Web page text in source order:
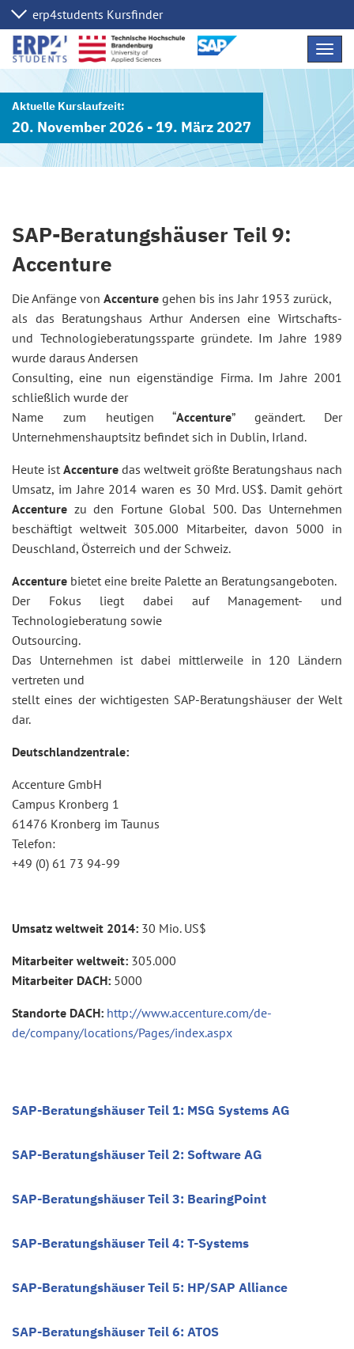
20. November 2026 - 19. März 2027
SAP-Beratungshäuser Teil 9:
Accenture
Die Anfänge von Accenture gehen bis ins Jahr 1953 zurück,
als das Beratungshaus Arthur Andersen eine Wirtschafts-
und Technologieberatungssparte gründete. Im Jahre 1989
wurde daraus Andersen
Consulting, eine nun eigenständige Firma. Im Jahre 2001
schließlich wurde der
Name zum heutigen “Accenture” geändert. Der
Unternehmenshauptsitz befindet sich in Dublin, Irland.
Heute ist Accenture das weltweit größte Beratungshaus nach
Umsatz, im Jahre 2014 waren es 30 Mrd. US$. Damit gehört
Accenture zu den Fortune Global 500. Das Unternehmen
beschäftigt weltweit 305.000 Mitarbeiter, davon 5000 in
Deuschland, Österreich und der Schweiz.
Accenture bietet eine breite Palette an Beratungsangeboten.
Der Fokus liegt dabei auf Management- und
Technologieberatung sowie
Outsourcing.
Das Unternehmen ist dabei mittlerweile in 120 Ländern
vertreten und
stellt eines der wichtigesten SAP-Beratungshäuser der Welt
dar.
Deutschlandzentrale:
Accenture GmbH
Campus Kronberg 1
61476 Kronberg im Taunus
Telefon:
+49 (0) 61 73 94-99
Umsatz weltweit 2014: 30 Mio. US$
Mitarbeiter weltweit: 305.000
Mitarbeiter DACH: 5000
Standorte DACH: http://www.accenture.com/de-
de/company/locations/Pages/index.aspx
SAP-Beratungshäuser Teil 1: MSG Systems AG
SAP-Beratungshäuser Teil 2: Software AG
SAP-Beratungshäuser Teil 3: BearingPoint
SAP-Beratungshäuser Teil 4: T-Systems
SAP-Beratungshäuser Teil 5: HP/SAP Alliance
SAP-Beratungshäuser Teil 6: ATOS